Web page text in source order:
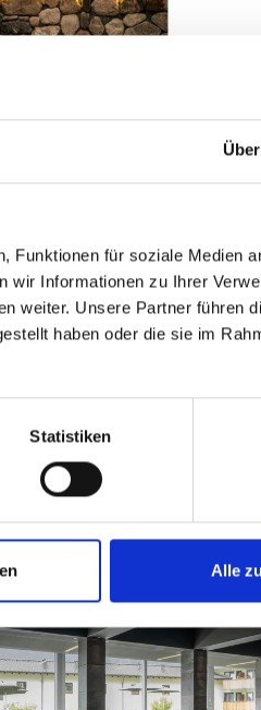
Funktionen für soziale Medien
wir Informationen zu Ihrer
weiter. Unsere Partner führen
haben oder die sie im
Statistiken
Alle